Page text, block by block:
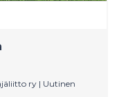
ry | Uutinen